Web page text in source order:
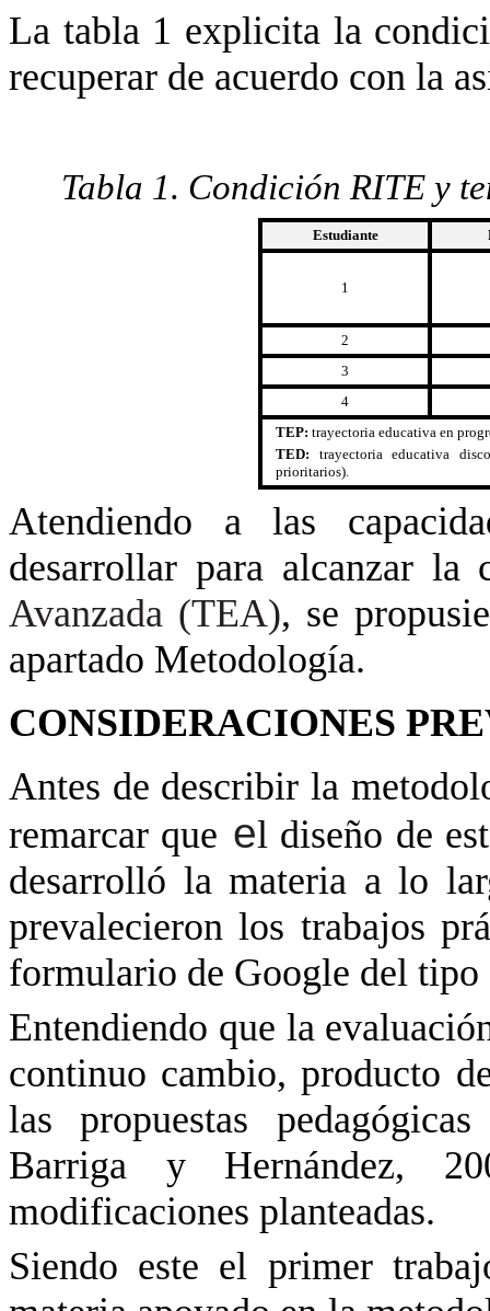
La tabla 1 explicita la
recuperar de acuerdo con la
Tabla 1. Condición RITE y
Estudiante
1
2
3
4
TEP: trayectoria educativa en
TED: trayectoria educativa
prioritarios).
Atendiendo a las
desarrollar para alcanzar
Avanzada (TEA), se
apartado Metodología.
CONSIDERACIONES
Antes de describir la
remarcar que el diseño de
desarrolló la materia a lo
prevalecieron los trabajos
formulario de Google del tipo
Entendiendo que la
continuo cambio, producto
las propuestas
Barriga y Hernández,
modificaciones planteadas.
Siendo este el primer